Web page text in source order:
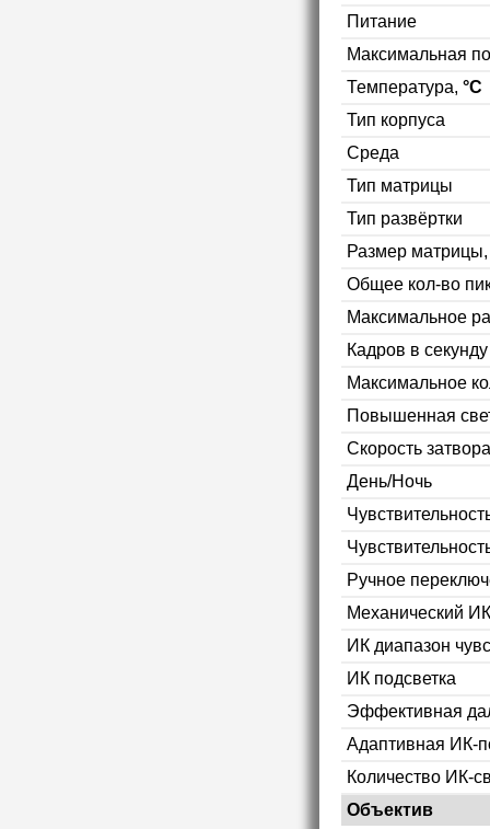
Питание
Максимальная
Температура, °C
Тип корпуса
Среда
Тип матрицы
Тип развёртки
Размер
Общее кол-во
Максимальное
Кадров в
Максимальное
Повышенная
Скорость
День/Ночь
Ручное
Механический
ИК диапазон
ИК подсветка
Эффективная
Адаптивная ИК-
Количество ИК-
Объектив